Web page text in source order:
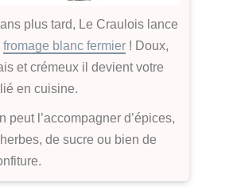
plus tard, Le Craulois lance
fromage blanc fermier ! Doux,
et crémeux il devient votre
en cuisine.
peut l’accompagner d’épices,
de sucre ou bien de